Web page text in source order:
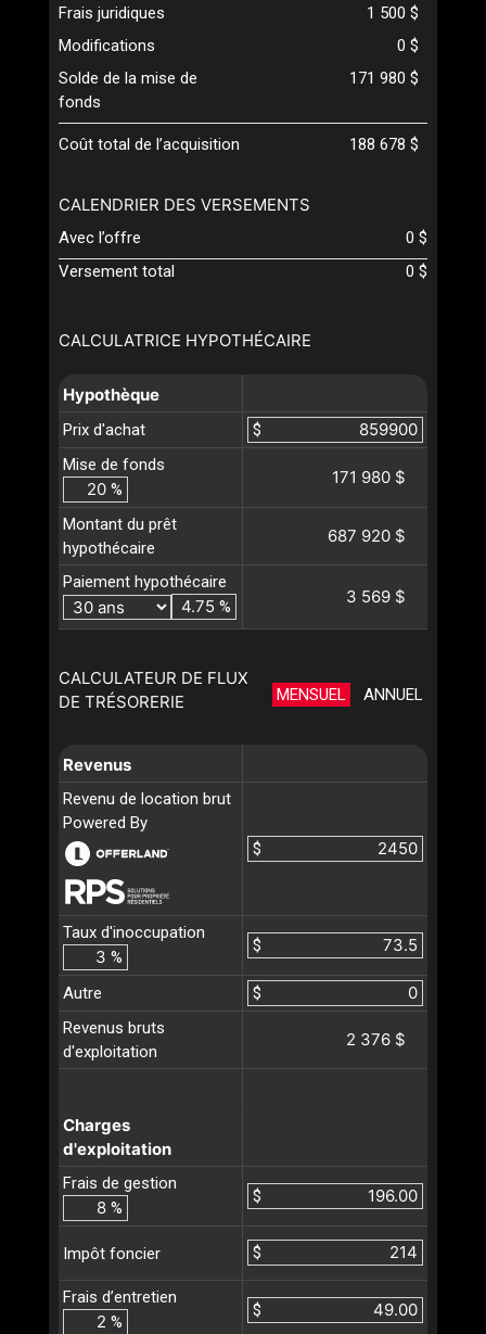
CALCULATRICE HYPOTHÉCAIRE
Hypothèque
Prix d'achat
$
Mise de fonds
%
171 980 $
Montant du prêt
hypothécaire
687 920 $
Paiement hypothécaire
%
3 569 $
CALCULATEUR DE FLUX
DE TRÉSORERIE
MENSUEL ANNUEL
Revenus
Revenu de location brut
Powered By
$
Taux d'inoccupation
%
$
Autre
$
Revenus bruts
d'exploitation
2 376 $
Charges
d'exploitation
Frais de gestion
%
$
Impôt foncier $
Frais d’entretien
%
$
Frais juridiques
1 500 $
Modifications
0 $
Solde de la mise de
fonds
171 980 $
Coût total de l’acquisition 188 678 $
CALENDRIER DES VERSEMENTS
Avec l’offre
0 $
Versement total
0 $